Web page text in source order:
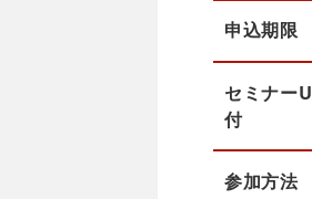
申込期限
セミナー
付
参加方法